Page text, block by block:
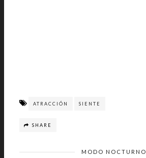
ATRACCIÓN SIENTE
SHARE
MODO NOCTURNO